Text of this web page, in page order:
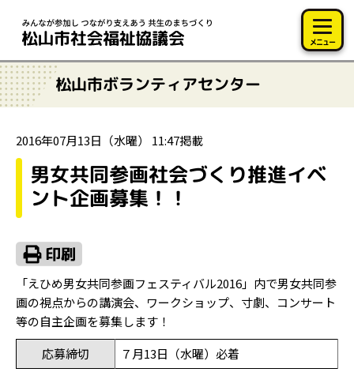
メニュー
松山市ボランティアセンター
2016年07月13日（水曜） 11:47掲載
男女共同参画社会づくり推進イベ
ント企画募集！！
「えひめ男女共同参画フェスティバル2016」内で男女共同参
画の視点からの講演会、ワークショップ、寸劇、コンサート
等の自主企画を募集します！
応募締切
７月13日（水曜）必着